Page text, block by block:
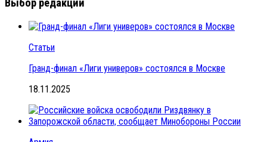
Выбор редакции
Статьи
Гранд-финал «Лиги универов» состоялся в Москве
18.11.2025